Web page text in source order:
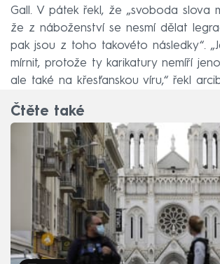
Gall. V pátek řekl, že „svoboda slova
že z náboženství se nesmí dělat
pak jsou z toho takovéto následky“.
mírnit, protože ty karikatury nemíří
ale také na křesťanskou víru,“ řekl
Čtěte také